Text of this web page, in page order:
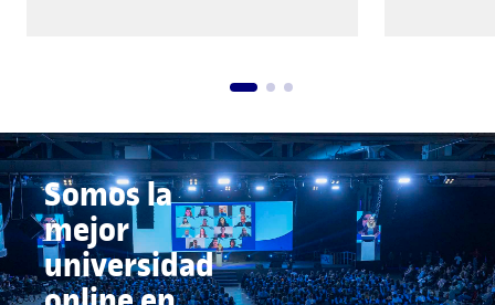
Somos la
mejor
universidad